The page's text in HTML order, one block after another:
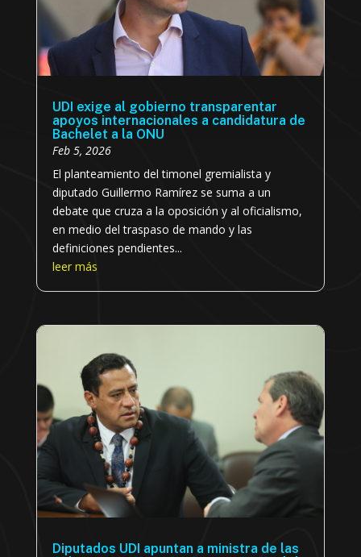
UDI exige al gobierno transparentar
apoyos internacionales a candidatura de
Bachelet a la ONU
Feb 5, 2026
El planteamiento del timonel gremialista y
diputado Guillermo Ramírez se suma a un
debate que cruza a la oposición y al oficialismo,
en medio del traspaso de mando y las
definiciones pendientes...
leer más
Diputados UDI apuntan a ministra de las